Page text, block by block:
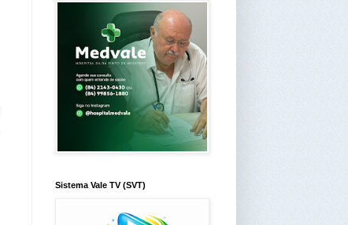
Sistema Vale TV (SVT)